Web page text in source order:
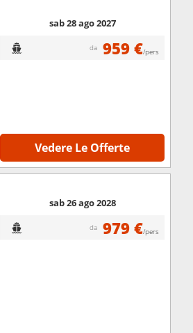
sab 28 ago 2027
da 959 €/pers
Vedere Le Offerte
sab 26 ago 2028
da 979 €/pers